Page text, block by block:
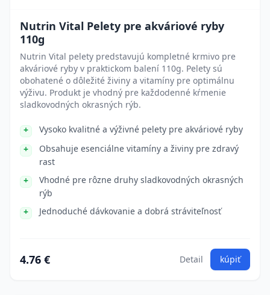
Nutrin Vital Pelety pre akváriové ryby
110g
Nutrin Vital pelety predstavujú kompletné krmivo pre
akváriové ryby v praktickom balení 110g. Pelety sú
obohatené o dôležité živiny a vitamíny pre optimálnu
výživu. Produkt je vhodný pre každodenné kŕmenie
sladkovodných okrasných rýb.
Vysoko kvalitné a výživné pelety pre akváriové ryby
Obsahuje esenciálne vitamíny a živiny pre zdravý
rast
Vhodné pre rôzne druhy sladkovodných okrasných
rýb
Jednoduché dávkovanie a dobrá stráviteľnosť
4.76 € Detail kúpiť